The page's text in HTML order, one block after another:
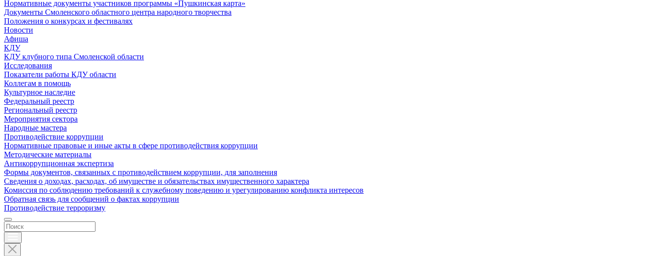
Нормативные документы участников программы «Пушкинская карта»
Документы Смоленского областного центра народного творчества
Положения о конкурсах и фестивалях
Новости
Афиша
КДУ
КДУ клубного типа Смоленской области
Исследования
Показатели работы КДУ области
Коллегам в помощь
Культурное наследие
Федеральный реестр
Региональный реестр
Мероприятия сектора
Народные мастера
Противодействие коррупции
Нормативные правовые и иные акты в сфере противодействия коррупции
Методические материалы
Антикоррупционная экспертиза
Формы документов, связанных с противодействием коррупции, для заполнения
Сведения о доходах, расходах, об имуществе и обязательствах имущественного характера
Комиссия по соблюдению требований к служебному поведению и урегулированию конфликта интересов
Обратная связь для сообщений о фактах коррупции
Противодействие терроризму